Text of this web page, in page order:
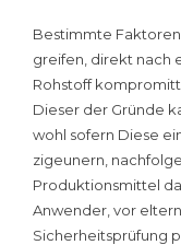
Bestimmte
greifen, direkt nach
Rohstoff
Dieser der Gründe
wohl sofern Diese
zigeunern,
Produktionsmittel
Anwender, vor
Sicherheitsprüfung